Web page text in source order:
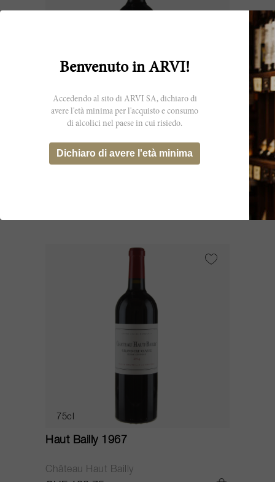
75cl
Haut Bailly 1966
75cl
Haut Bailly 1967
Château Haut Bailly
Benvenuto in ARVI!
Accedendo al sito di ARVI SA, dichiaro di
avere l'età minima per l'acquisto e consumo
di alcolici nel paese in cui risiedo.
Dichiaro di avere l'età minima